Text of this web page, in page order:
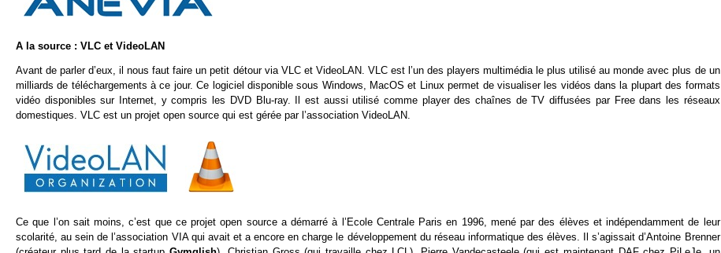
A la source : VLC et VideoLAN
Avant de parler d’eux, il nous faut faire un petit détour via VLC et VideoLAN. VLC est l’un des players multimédia le plus utilisé au monde avec plus de un
milliards de téléchargements à ce jour. Ce logiciel disponible sous Windows, MacOS et Linux permet de visualiser les vidéos dans la plupart des formats
vidéo disponibles sur Internet, y compris les DVD Blu-ray. Il est aussi utilisé comme player des chaînes de TV diffusées par Free dans les réseaux
domestiques. VLC est un projet open source qui est gérée par l’association VideoLAN.
Ce que l’on sait moins, c’est que ce projet open source a démarré à l’Ecole Centrale Paris en 1996, mené par des élèves et indépendamment de leur
scolarité, au sein de l’association VIA qui avait et a encore en charge le développement du réseau informatique des élèves. Il s’agissait d’Antoine Brenner